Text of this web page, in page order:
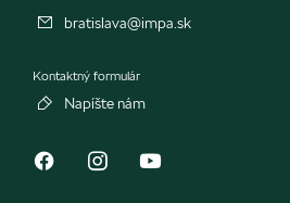
bratislava@impa.sk
Kontaktný formulár
Napíšte nám